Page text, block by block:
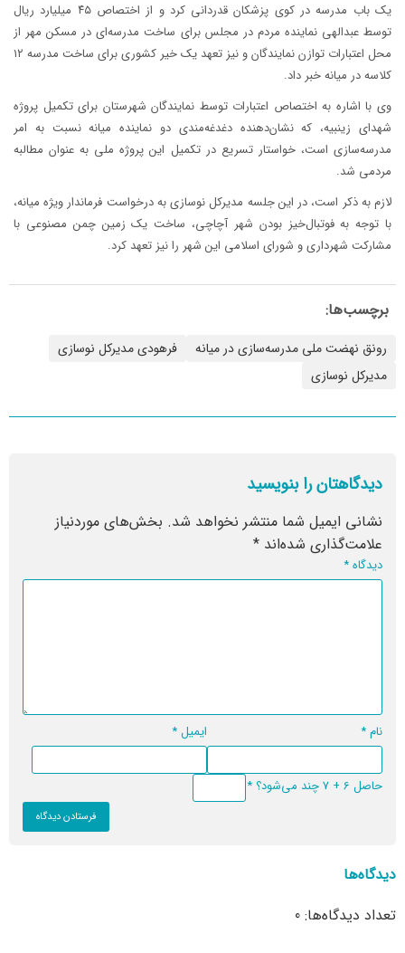
یک باب مدرسه در کوی پزشکان قدردانی کرد و از اختصاص ۴۵ میلیارد ریال
توسط عبدالهی نماینده مردم در مجلس برای ساخت مدرسه‌ای در مسکن مهر از
محل اعتبارات توازن نمایندگان و نیز تعهد یک خیر کشوری برای ساخت مدرسه ۱۲
کلاسه در میانه خبر داد.
وی با اشاره به اختصاص اعتبارات توسط نمایندگان شهرستان برای تکمیل پروژه
شهدای زینبیه، که نشان‌دهنده دغدغه‌مندی دو نماینده میانه نسبت به امر
مدرسه‌سازی است، خواستار تسریع در تکمیل این پروژه ملی به عنوان مطالبه
مردمی شد.
لازم به ذکر است، در این جلسه مدیرکل نوسازی به درخواست فرماندار ویژه میانه،
با توجه به فوتبال‌خیز بودن شهر آچاچی، ساخت یک زمین چمن مصنوعی با
مشارکت شهرداری و شورای اسلامی این شهر را نیز تعهد کرد.
برچسب‌ها:
رونق نهضت ملی مدرسه‌سازی در میانه
فرهودی مدیرکل نوسازی
مدیرکل نوسازی
دیدگاهتان را بنویسید
نشانی ایمیل شما منتشر نخواهد شد. بخش‌های موردنیاز
علامت‌گذاری شده‌اند *
دیدگاه*
نام* ایمیل*
حاصل 6 + 7 چند می‌شود؟ *
دیدگاه‌ها
تعداد دیدگاه‌ها: 0